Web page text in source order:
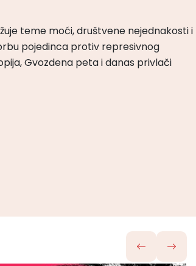
teme moći, društvene nejednakosti i
pojedinca protiv represivnog
Gvozdena peta i danas privlači